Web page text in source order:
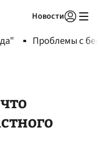
Новости
Проблемы с